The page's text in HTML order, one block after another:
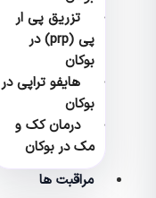
تزریق پی ار
پی (prp) در
بوکان
هایفو تراپی در
بوکان
درمان کک و
مک در بوکان
مراقبت ها